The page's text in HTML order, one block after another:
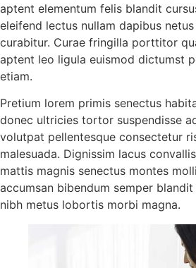
aptent elementum felis blandit
eleifend lectus nullam dapibus
curabitur. Curae fringilla porttitor
aptent leo ligula euismod dictumst
etiam.
Pretium lorem primis senectus
donec ultricies tortor suspendisse
volutpat pellentesque consectetur
malesuada. Dignissim lacus
mattis magnis senectus montes
accumsan bibendum semper
nibh metus lobortis morbi magna.